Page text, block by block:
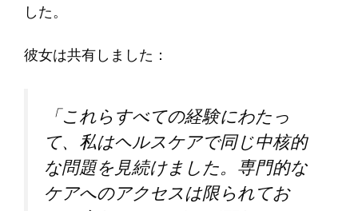
した。
彼女は共有しました：
「これらすべての経験にわたっ
て、私はヘルスケアで同じ中核的
な問題を見続けました。専門的な
ケアへのアクセスは限られてお